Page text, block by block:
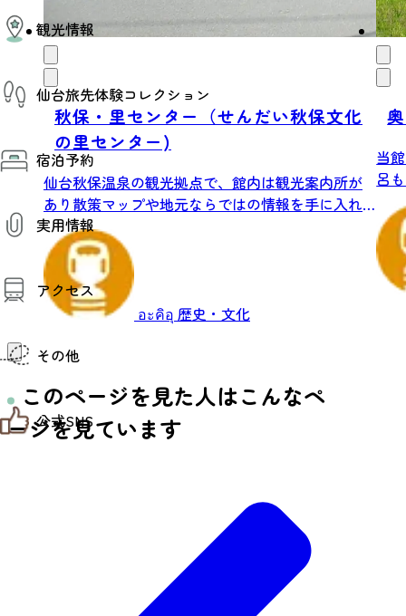
その他イベント情報（音楽・展示会）
スポーツ情報
コンベンション情報
観光情報
観光スポット
温泉
美味いもの
季節のイベント
プロスポーツチーム・プロオーケストラ
仙台の銘品
仙台夜時間
宿泊施設
仙台観光マップ
仙台旅先体験コレクション
仙台旅先体験コレクション
体験プログラム検索（予約）
体験事業者からのお知らせ
体験トピックス
体験事業者
宿泊予約
宿泊予約
実用情報
観光案内
お役立ち情報
観光アプリ
仙台観光マップ
アクセス
市内の交通情報
その他
お知らせ
お問い合わせ
教育旅行
仙臺写真館フォトギャラリー
公式SNS
仙台旅先体験コレクション Facebook
仙台旅先体験コレクション Instagaram
秋保・里センター（せんだい秋保文化
の里センター)
仙台秋保温泉の観光拠点で、館内は観光案内所が
あり散策マップや地元ならではの情報を手に入れ
ること...
อะคิอุ 歴史・文化
当
呂
このページを見た人はこんなペ
ージを見ています